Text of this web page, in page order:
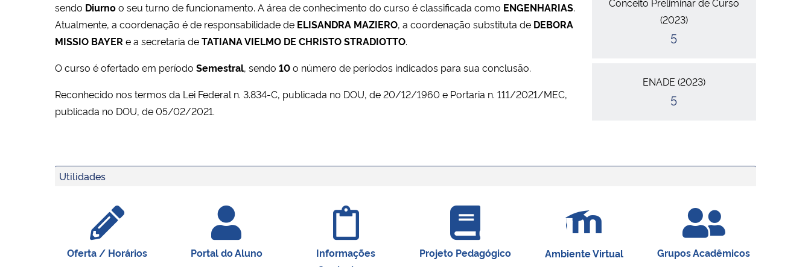
sendo Diurnoo seu turno de funcionamento. A área de conhecimento do curso é classificada como ENGENHARIAS.
Atualmente, a coordenação é de responsabilidade de ELISANDRA MAZIERO, a coordenação substituta de DEBORA
MISSIO BAYER e a secretaria deTATIANA VIELMO DE CHRISTO STRADIOTTO.
O curso é ofertado em período Semestral, sendo 10o número de períodos indicados para sua conclusão.
Reconhecido nos termos da Lei Federal n. 3.834-C, publicada no DOU, de 20/12/1960 e Portaria n. 111/2021/MEC,
publicada no DOU, de 05/02/2021.
(2023)
5
ENADE (2023)
5
Utilidades
Oferta / Horários Portal do Aluno
Informações
Projeto Pedagógico
Ambiente Virtual
Grupos Acadêmicos